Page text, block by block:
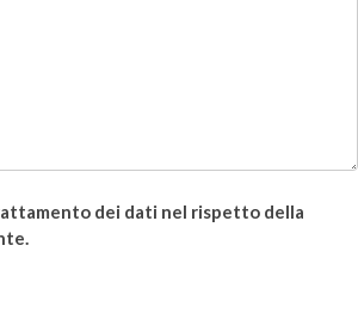
dei dati nel rispetto della